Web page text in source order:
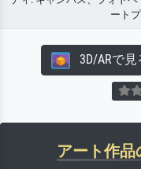
ート
3D/ARで見
アート作品